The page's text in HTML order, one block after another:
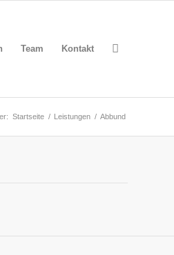
Team Kontakt
Startseite / Leistungen / Abbund